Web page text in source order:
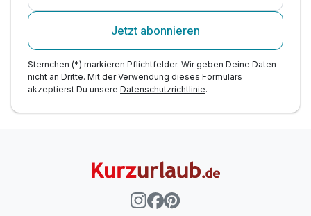
Jetzt abonnieren
Sternchen (*) markieren Pflichtfelder. Wir geben Deine Daten
nicht an Dritte. Mit der Verwendung dieses Formulars
akzeptierst Du unsere Datenschutzrichtlinie.